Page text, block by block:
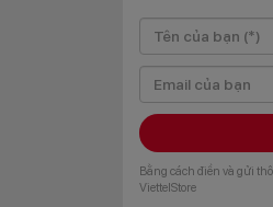
Bằng cách điền và gửi
ViettelStore